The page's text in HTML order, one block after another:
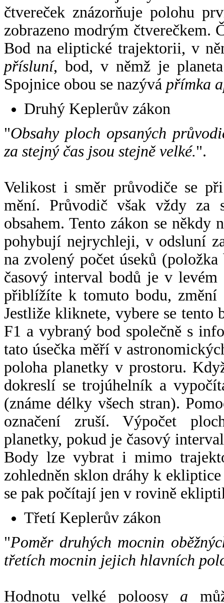
čtvereček znázorňuje polohu
zobrazeno modrým čtverečkem.
Bod na eliptické trajektorii, v
přísluní, bod, v němž je
Spojnice obou se nazývá přímka
Druhý Keplerův zákon
"Obsahy ploch opsaných
za stejný čas jsou stejně velké.".
Velikost i směr průvodiče se
mění. Průvodič však vždy za
obsahem. Tento zákon se někdy
pohybují nejrychleji, v odsluní
na zvolený počet úseků
časový interval bodů je v
přiblížíte k tomuto bodu,
Jestliže kliknete, vybere se tento
F1 a vybraný bod společně s
tato úsečka měří v
poloha planetky v prostoru.
dokreslí se trojúhelník a
(známe délky všech stran).
označení zruší. Výpočet
planetky, pokud je časový
Body lze vybrat i mimo
zohledněn sklon dráhy k
se pak počítají jen v rovině
Třetí Keplerův zákon
"Poměr druhých mocnin
třetích mocnin jejich hlavních
Hodnotu velké poloosy a